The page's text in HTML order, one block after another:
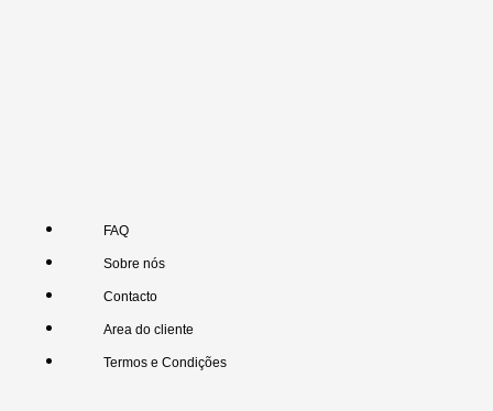
FAQ
Sobre nós
Contacto
Area do cliente
Termos e Condições